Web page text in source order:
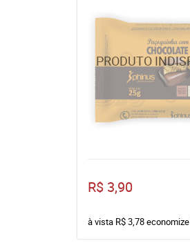
R$ 3,90
à vista R$ 3,78economize